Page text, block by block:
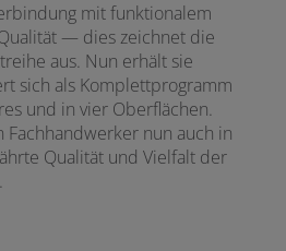
mit funktionalem
— dies zeichnet die
aus. Nun erhält sie
sich als Komplettprogramm
und in vier Oberflächen.
Fachhandwerker nun auch in
Qualität und Vielfalt der